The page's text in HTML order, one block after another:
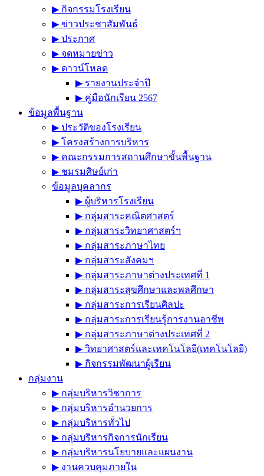
▶︎ กิจกรรมโรงเรียน
▶︎ ข่าวประชาสัมพันธ์
▶︎ ประกาศ
▶︎ จดหมายข่าว
▶︎ ดาวน์โหลด
▶︎ รายงานประจำปี
▶︎ คู่มือนักเรียน 2567
ข้อมูลพื้นฐาน
▶︎ ประวัติของโรงเรียน
▶︎ โครงสร้างการบริหาร
▶︎ คณะกรรมการสถานศึกษาขั้นพื้นฐาน
▶︎ ชมรมศิษย์เก่า
ข้อมูลบุคลากร
▶︎ ผู้บริหารโรงเรียน
▶︎ กลุ่มสาระคณิตศาสตร์
▶︎ กลุ่มสาระวิทยาศาสตร์ฯ
▶︎ กลุ่มสาระภาษาไทย
▶︎ กลุ่มสาระสังคมฯ
▶︎ กลุ่มสาระภาษาต่างประเทศที่ 1
▶︎ กลุ่มสาระสุขศึกษาและพลศึกษา
▶︎ กลุ่มสาระการเรียนศิลปะ
▶︎ กลุ่มสาระการเรียนรู้การงานอาชีพ
▶︎ กลุ่มสาระภาษาต่างประเทศที่ 2
▶︎ วิทยาศาสตร์และเทคโนโลยี(เทคโนโลยี)
▶︎ กิจกรรมพัฒนาผู้เรียน
กลุ่มงาน
▶︎ กลุ่มบริหารวิชาการ
▶︎ กลุ่มบริหารอำนวยการ
▶︎ กลุ่มบริหารทั่วไป
▶︎ กลุ่มบริหารกิจการนักเรียน
▶︎ กลุ่มบริหารนโยบายและแผนงาน
▶︎ งานควบคุมภายใน